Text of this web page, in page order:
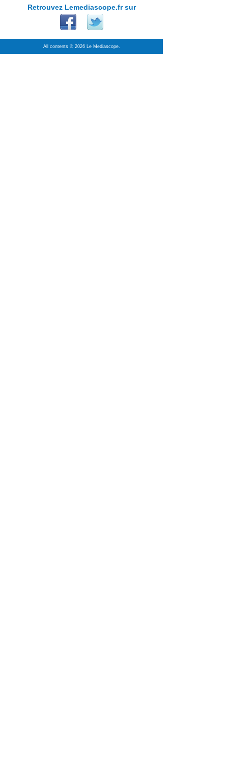
Retrouvez Lemediascope.fr sur
All contents © 2026 Le Mediascope.